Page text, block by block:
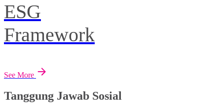
ESG
Framework
See More
Tanggung Jawab Sosial